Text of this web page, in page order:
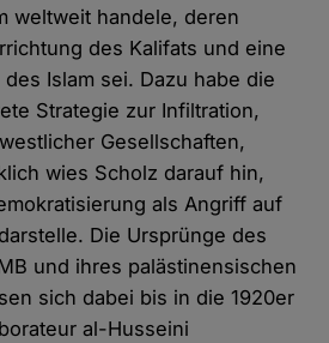
weltweit handele, deren
des Kalifats und eine
Islam sei. Dazu habe die
Strategie zur Infiltration,
Gesellschaften,
wies Scholz darauf hin,
als Angriff auf
Die Ursprünge des
und ihres palästinensischen
sich dabei bis in die 1920er
al-Husseini